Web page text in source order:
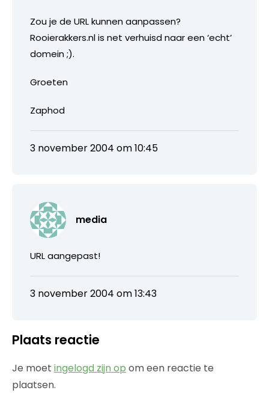
Zou je de URL kunnen aanpassen?
Rooierakkers.nl is net verhuisd naar een ‘echt’
domein ;).
Groeten
Zaphod
3 november 2004 om 10:45
media
URL aangepast!
3 november 2004 om 13:43
Plaats reactie
Je moet ingelogd zijn op om een reactie te
plaatsen.